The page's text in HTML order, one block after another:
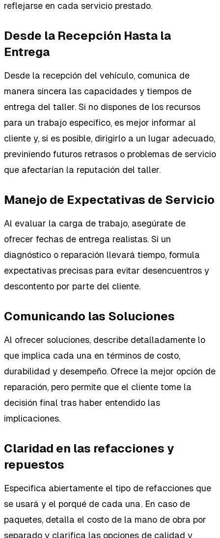
reflejarse en cada servicio prestado.
Desde la Recepción Hasta la
Entrega
Desde la recepción del vehículo, comunica de
manera sincera las capacidades y tiempos de
entrega del taller. Si no dispones de los recursos
para un trabajo específico, es mejor informar al
cliente y, si es posible, dirigirlo a un lugar adecuado,
previniendo futuros retrasos o problemas de servicio
que afectarían la reputación del taller.
Manejo de Expectativas de Servicio
Al evaluar la carga de trabajo, asegúrate de
ofrecer fechas de entrega realistas. Si un
diagnóstico o reparación llevará tiempo, formula
expectativas precisas para evitar desencuentros y
descontento por parte del cliente.
Comunicando las Soluciones
Al ofrecer soluciones, describe detalladamente lo
que implica cada una en términos de costo,
durabilidad y desempeño. Ofrece la mejor opción de
reparación, pero permite que el cliente tome la
decisión final tras haber entendido las
implicaciones.
Claridad en las refacciones y
repuestos
Especifica abiertamente el tipo de refacciones que
se usará y el porqué de cada una. En caso de
paquetes, detalla el costo de la mano de obra por
separado y clarifica las opciones de calidad y